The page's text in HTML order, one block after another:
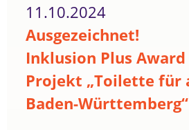
11.10.2024
Ausgezeichnet!
Inklusion Plus
Projekt „Toilette für
Baden-Württemberg“